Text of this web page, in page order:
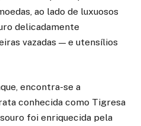
ao lado de luxuosos
delicadamente
vazadas — e utensílios
encontra-se a
conhecida como Tigresa
foi enriquecida pela